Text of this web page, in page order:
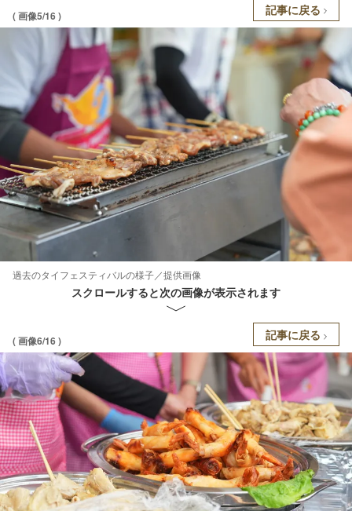
( 画像5/16 ) 記事に戻る
過去のタイフェスティバルの様子／提供画像
スクロールすると次の画像が表示されます
( 画像6/16 ) 記事に戻る